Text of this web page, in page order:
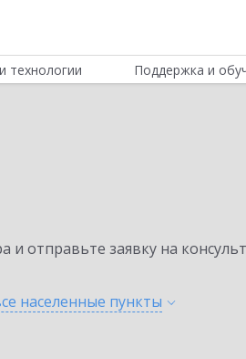
технологии Поддержка и
отправьте заявку на
населенные пункты